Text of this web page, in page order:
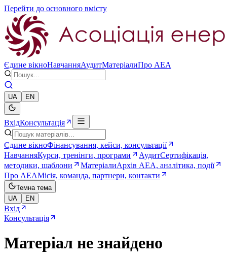
Перейти до основного вмісту
Єдине вікноНавчанняАудитМатеріалиПро AEA
UA EN
ВхідКонсультація
Єдине вікноФінансування, кейси, консультації
НавчанняКурси, тренінги, програми АудитСертифікація,
методики, шаблони
МатеріалиАрхів AEA, аналітика, події
Про AEAМісія, команда, партнери, контакти
Темна тема
UA
EN
Вхід
Консультація
Матеріал не знайдено